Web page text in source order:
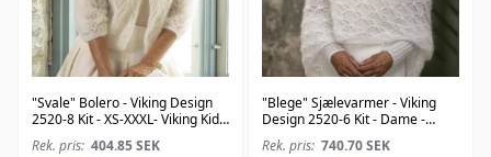
"Svale" Bolero - Viking Design
2520-8 Kit - XS-XXXL- Viking Kid-
Silk
Rek. pris: 404.85SEK
"Blege" Sjælevarmer - Viking
Design 2520-6 Kit - Dame -
Viking Kid-Silk
Rek. pris: 740.70SEK